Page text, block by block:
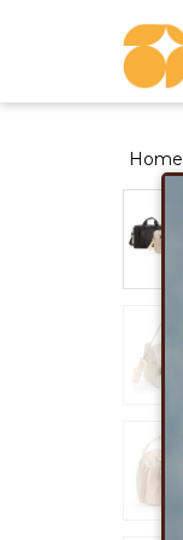
Home